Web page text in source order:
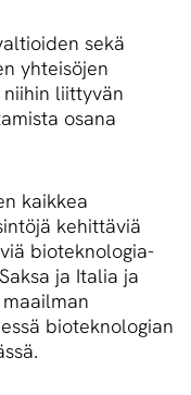
sekä
yhteisöjen
liittyvän
osana
kaikkea
kehittäviä
bioteknologia-
ja Italia ja
bioteknologian